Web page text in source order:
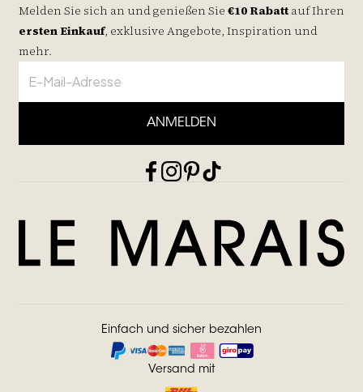
Melden Sie sich an und genießen Sie €10 Rabatt aufIhren
ersten Einkauf, exklusive Angebote, Inspiration und
mehr.
ANMELDEN
Einfach und sicher bezahlen
Versand mit